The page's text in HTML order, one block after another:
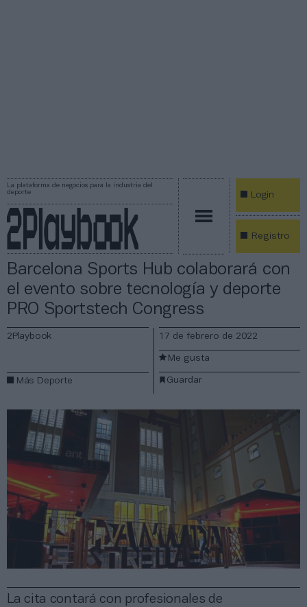
La plataforma de negocios para la industria del
deporte
Login
Registro
Barcelona Sports Hub colaborará con
el evento sobre tecnología y deporte
PRO Sportstech Congress
La cita contará con profesionales de
2Playbook
Más Deporte
17 de febrero de 2022
Guardar
Me gusta